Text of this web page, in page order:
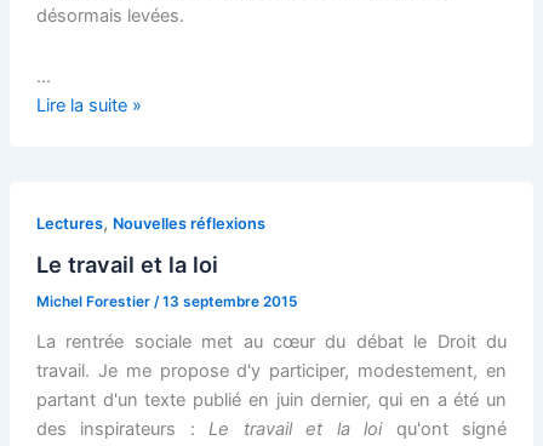
désormais levées.
…
Des
droit
travail
Lire la suite »
Lectures, Nouvelles réflexions
Le travail et la loi
Michel Forestier /13 septembre 2015
La rentrée sociale met au cœur du débat le Droit du
travail. Je me propose d'y participer, modestement, en
partant d'un texte publié en juin dernier, qui en a été un
des inspirateurs :Le travail et la loi qu'ont signé